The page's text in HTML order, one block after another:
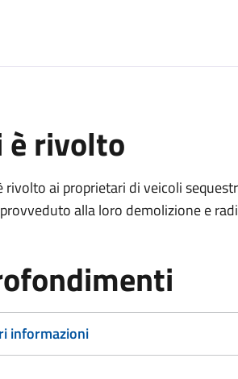
è rivolto
rivolto ai proprietari di veicoli
alla loro demolizione e
informazioni